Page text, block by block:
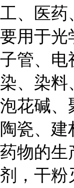
工、医药
要用于光
子管、电
染、染料
泡花碱、
陶瓷、建
药物的生
剂，干粉